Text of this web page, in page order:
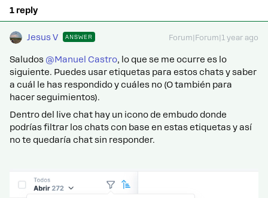
1 reply
Jesus V ANSWER Forum|Forum|1 year ago
Saludos ​ @Manuel Castro, lo que se me ocurre es lo
siguiente. Puedes usar etiquetas para estos chats y saber
a cuál le has respondido y cuáles no (O también para
hacer seguimientos).
Dentro del live chat hay un icono de embudo donde
podrías filtrar los chats con base en estas etiquetas y así
no te quedaría chat sin responder.